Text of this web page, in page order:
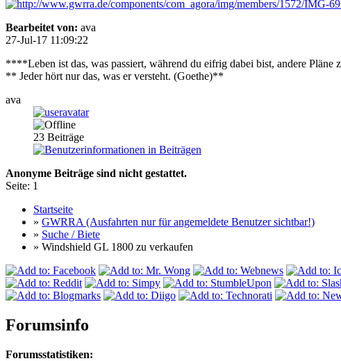
Bearbeitet von: ava
27-Jul-17 11:09:22
****Leben ist das, was passiert, während du eifrig dabei bist, andere
** Jeder hört nur das, was er versteht. (Goethe)**
ava
23 Beiträge
Anonyme Beiträge sind nicht gestattet.
Seite: 1
Startseite
» GWRRA (Ausfahrten nur für angemeldete Benutzer sichtbar!)
» Suche / Biete
» Windshield GL 1800 zu verkaufen
Forumsinfo
Forumsstatistiken: